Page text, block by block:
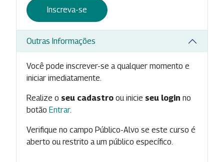
Inscreva-se
Outras Informações
Você pode inscrever-se a qualquer momento e
iniciar imediatamente.
Realize o seu cadastro ou inicie seu login no
botão Entrar.
Verifique no campo Público-Alvo se este curso é
aberto ou restrito a um público específico.